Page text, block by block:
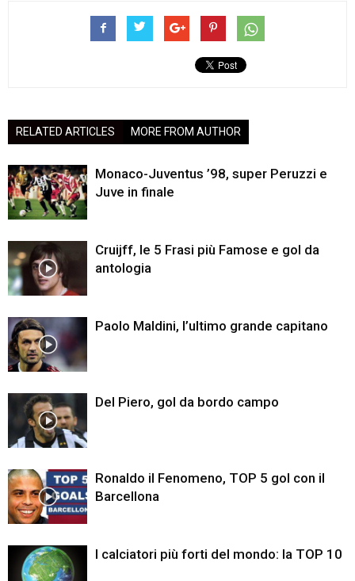
RELATED ARTICLES MORE FROM AUTHOR
Monaco-Juventus ’98, super Peruzzi e
Juve in finale
Cruijff, le 5 Frasi più Famose e gol da
antologia
Paolo Maldini, l’ultimo grande capitano
Del Piero, gol da bordo campo
Ronaldo il Fenomeno, TOP 5 gol con il
Barcellona
I calciatori più forti del mondo: la TOP 10